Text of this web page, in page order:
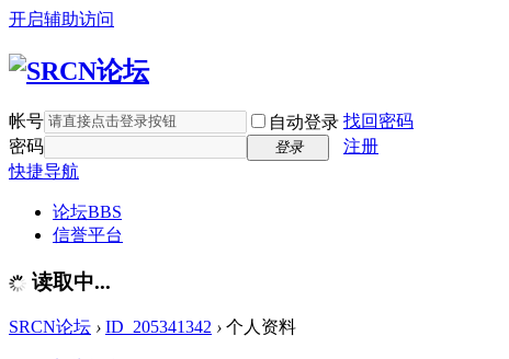
开启辅助访问
帐号 自动登录 找回密码
密码
登录
注册
快捷导航
论坛BBS
信誉平台
读取中...
SRCN论坛 › ID_205341342 › 个人资料